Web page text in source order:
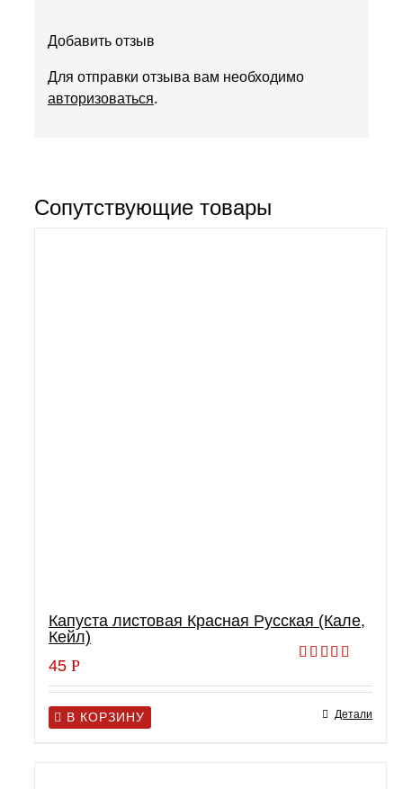
Добавить отзыв
Для отправки отзыва вам необходимо
авторизоваться.
Сопутствующие товары
Капуста листовая Красная Русская (Кале,
Кейл)
5.00из 5
45 Р
В КОРЗИНУ Детали